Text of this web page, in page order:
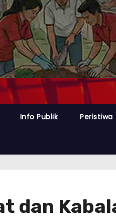
Info Publik Peristiwa
dan